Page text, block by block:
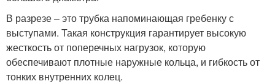
В разрезе – это трубка напоминающая гребенку с
выступами. Такая конструкция гарантирует высокую
жесткость от поперечных нагрузок, которую
обеспечивают плотные наружные кольца, и гибкость от
тонких внутренних колец.